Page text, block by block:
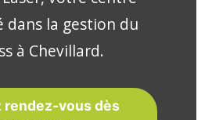
dans la gestion du
à Chevillard.
rendez-vous dès